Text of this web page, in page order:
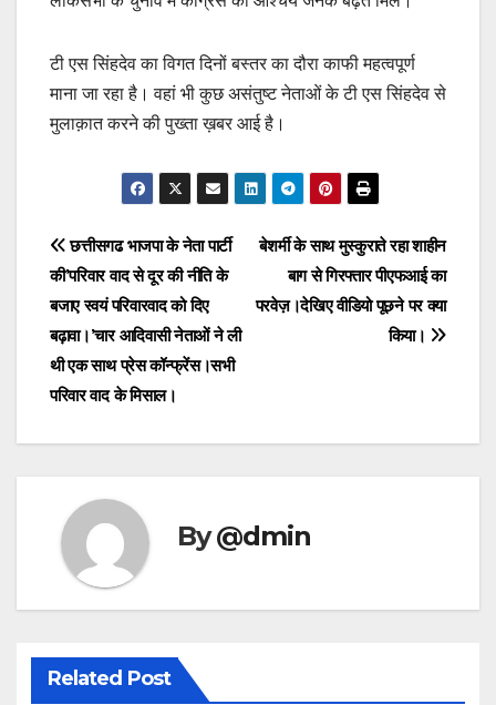
टी एस सिंहदेव का विगत दिनों बस्तर का दौरा काफी महत्वपूर्ण
माना जा रहा है। वहां भी कुछ असंतुष्ट नेताओं के टी एस सिंहदेव से
मुलाक़ात करने की पुख्ता ख़बर आई है।
Post
navigation
बेशर्मी के साथ मुस्कुराते रहा शाहीन
बाग से गिरफ्तार पीएफआई का
परवेज़।देखिए वीडियो पूछने पर क्या
किया।
छत्तीसगढ भाजपा के नेता पार्टी
की’परिवार वाद से दूर की नीति के
बजाए स्वयं परिवारवाद को दिए
बढ़ावा।’चार आदिवासी नेताओं ने ली
थी एक साथ प्रेस कॉन्फ्रेंस।सभी
परिवार वाद के मिसाल।
By@dmin
Related Post